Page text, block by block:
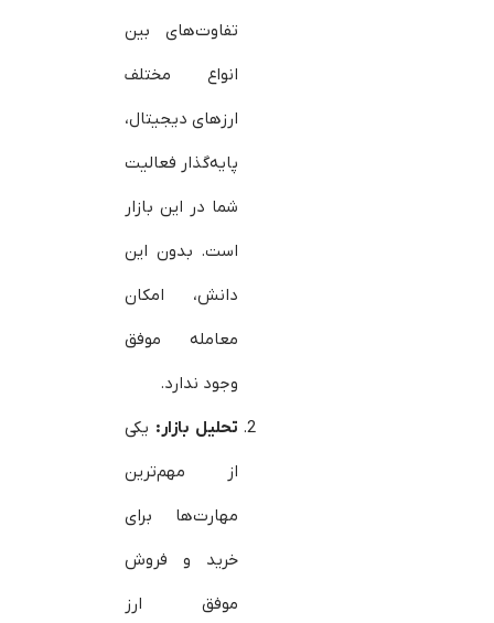
تفاوت‌های بین
انواع مختلف
ارزهای دیجیتال،
پایه‌گذار فعالیت
شما در این بازار
است. بدون این
دانش، امکان
معامله موفق
وجود ندارد.
تحلیل بازار: یکی
از مهم‌ترین
مهارت‌ها برای
خرید و فروش
موفق ارز